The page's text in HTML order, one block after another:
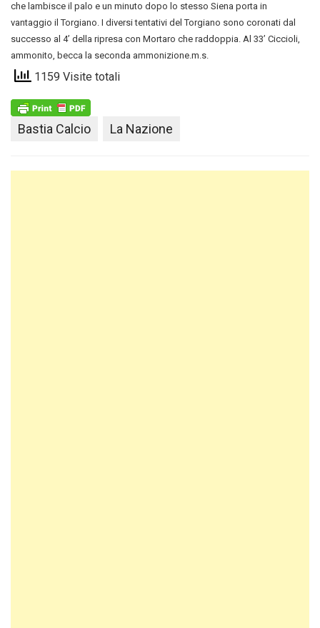
che lambisce il palo e un minuto dopo lo stesso Siena porta in
vantaggio il Torgiano. I diversi tentativi del Torgiano sono coronati dal
successo al 4’ della ripresa con Mortaro che raddoppia. Al 33’ Ciccioli,
ammonito, becca la seconda ammonizione.m.s.
1159 Visite totali
Bastia Calcio La Nazione